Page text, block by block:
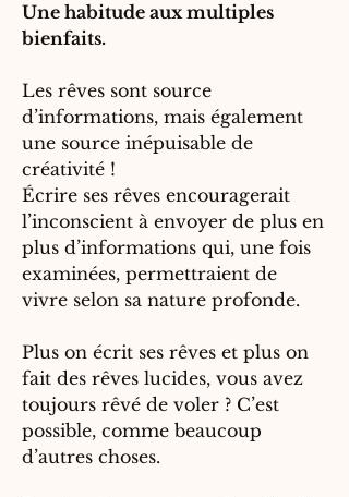
Une habitude aux multiples
bienfaits.
Les rêves sont source
d’informations, mais également
une source inépuisable de
créativité !
Écrire ses rêves encouragerait
l’inconscient à envoyer de plus en
plus d’informations qui, une fois
examinées, permettraient de
vivre selon sa nature profonde.
Plus on écrit ses rêves et plus on
fait des rêves lucides, vous avez
toujours rêvé de voler ? C’est
possible, comme beaucoup
d’autres choses.